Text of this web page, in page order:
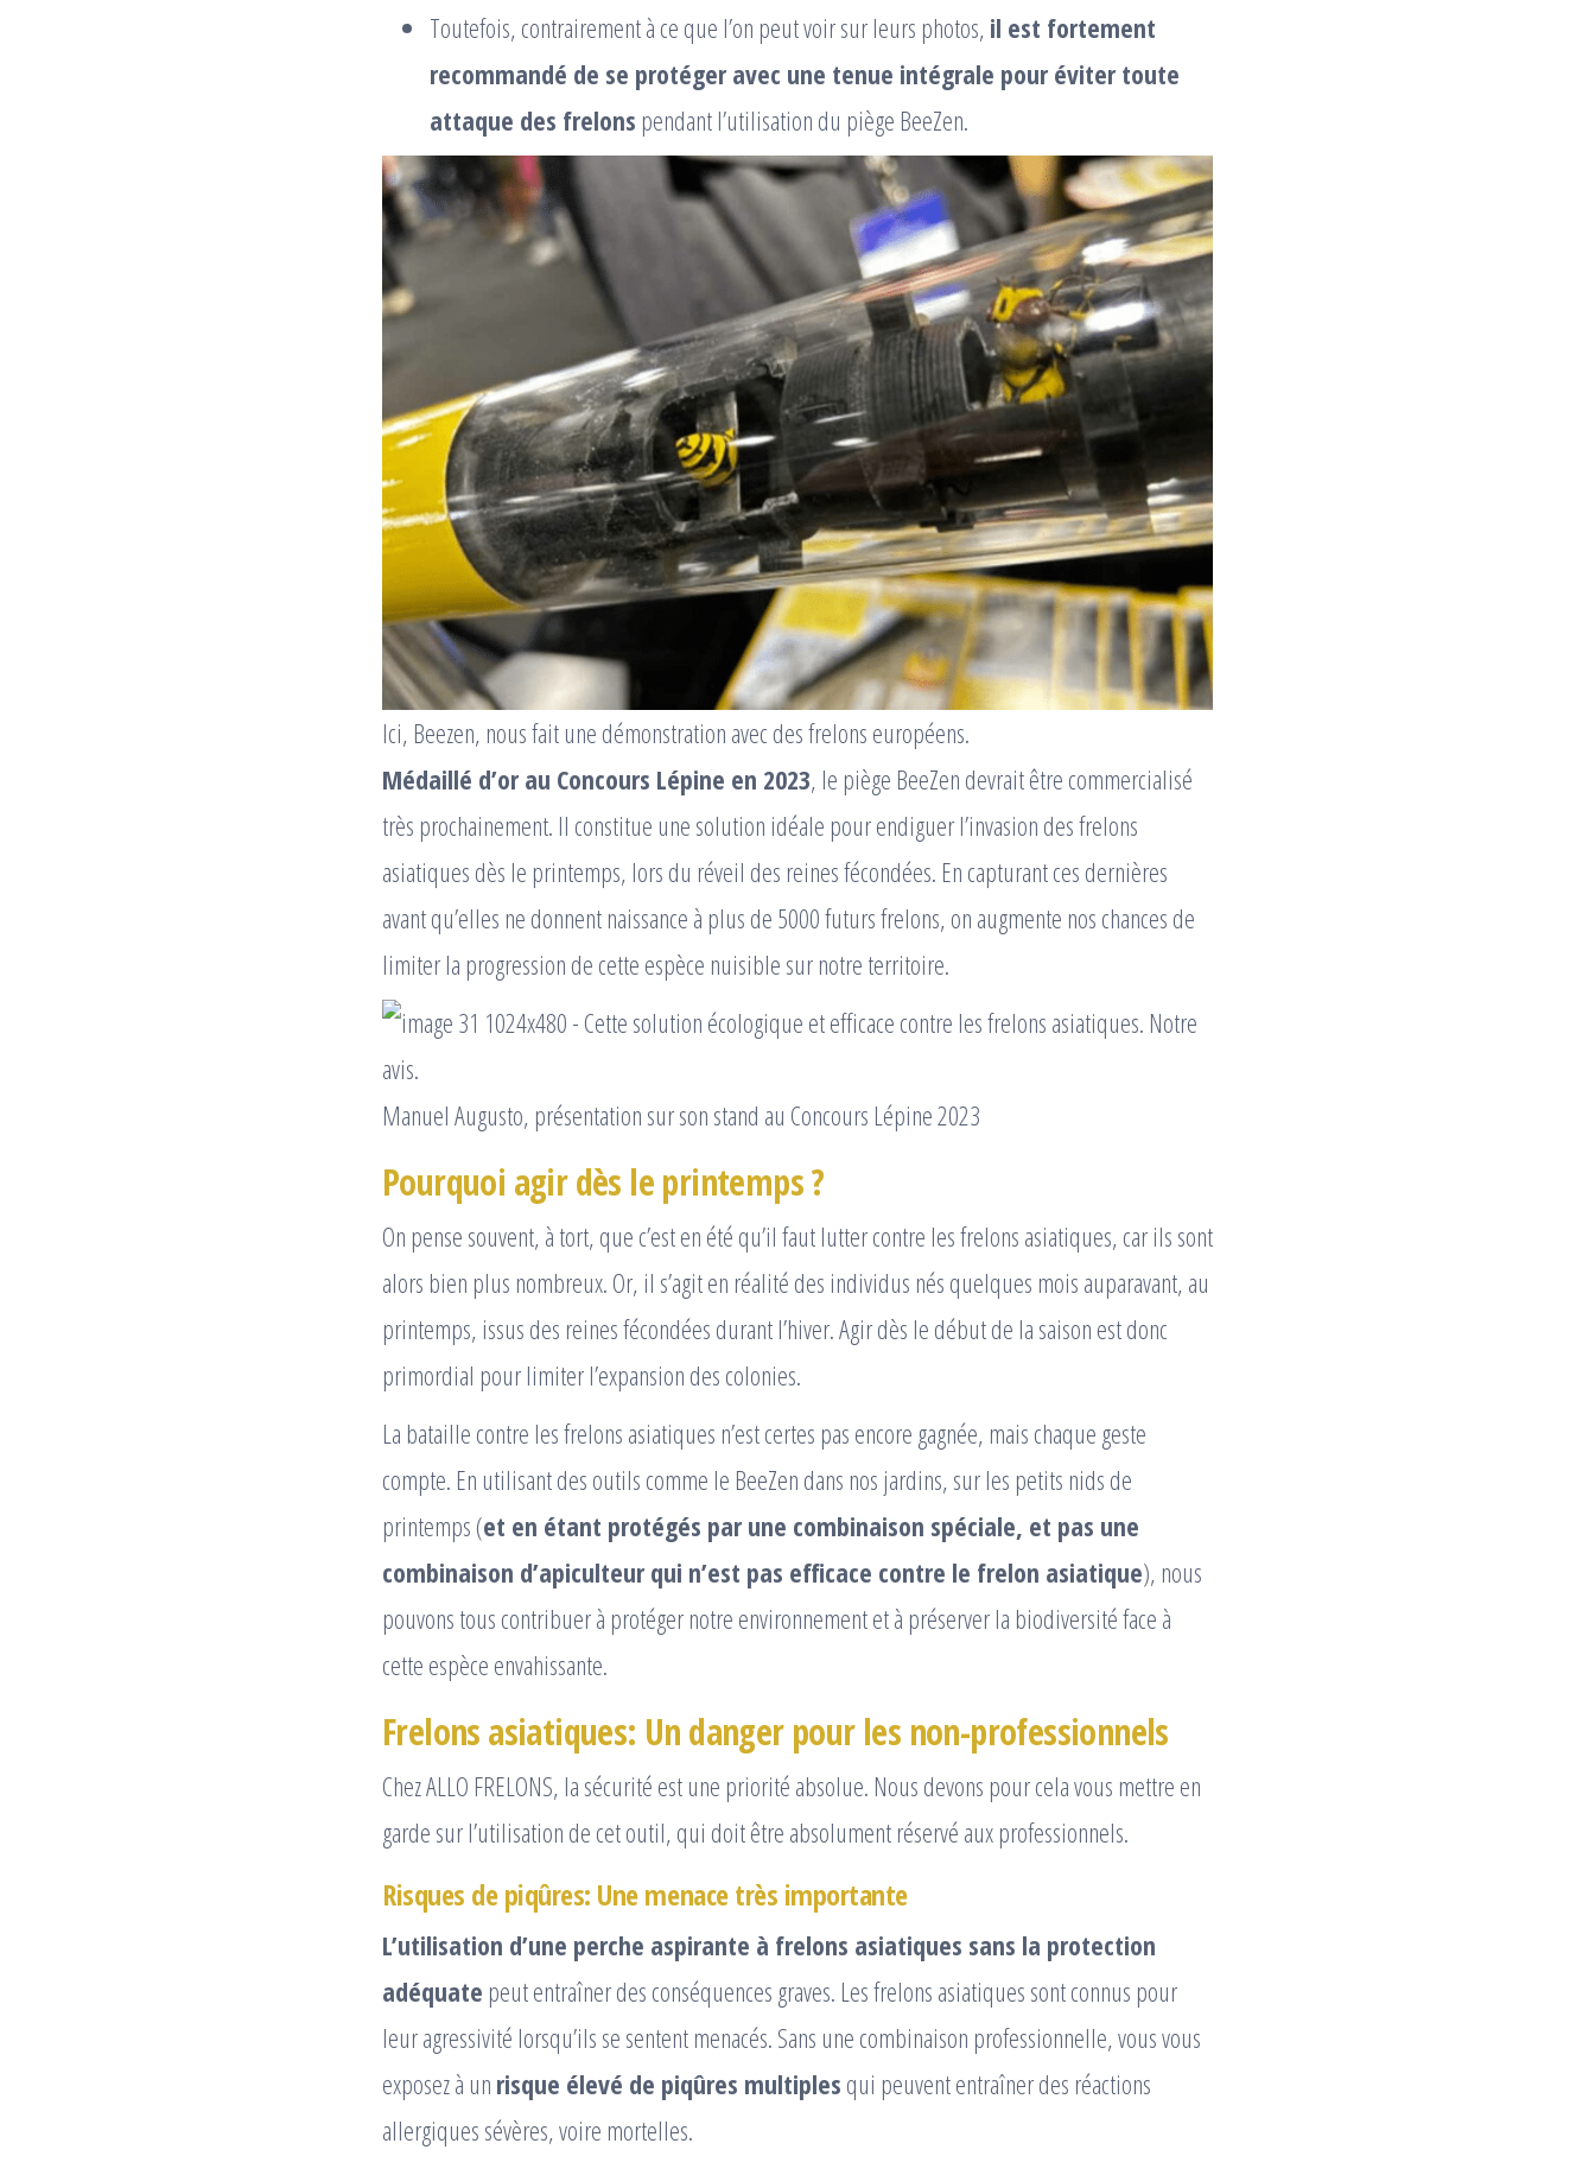
Toutefois, contrairement à ce que l’on peut voir sur leurs photos, il est fortement
recommandé de se protéger avec une tenue intégrale pour éviter toute
attaque des frelons pendant l’utilisation du piège BeeZen.
Ici, Beezen, nous fait une démonstration avec des frelons européens.
Médaillé d’or au Concours Lépine en 2023, le piège BeeZen devrait être commercialisé
très prochainement. Il constitue une solution idéale pour endiguer l’invasion des frelons
asiatiques dès le printemps, lors du réveil des reines fécondées. En capturant ces dernières
avant qu’elles ne donnent naissance à plus de 5000 futurs frelons, on augmente nos chances de
limiter la progression de cette espèce nuisible sur notre territoire.
Manuel Augusto, présentation sur son stand au Concours Lépine 2023
Pourquoi agir dès le printemps ?
On pense souvent, à tort, que c’est en été qu’il faut lutter contre les frelons asiatiques, car ils sont
alors bien plus nombreux. Or, il s’agit en réalité des individus nés quelques mois auparavant, au
printemps, issus des reines fécondées durant l’hiver. Agir dès le début de la saison est donc
primordial pour limiter l’expansion des colonies.
La bataille contre les frelons asiatiques n’est certes pas encore gagnée, mais chaque geste
compte. En utilisant des outils comme le BeeZen dans nos jardins, sur les petits nids de
printemps (et en étant protégés par une combinaison spéciale, et pas une
combinaison d’apiculteur qui n’est pas efficace contre le frelon asiatique), nous
pouvons tous contribuer à protéger notre environnement et à préserver la biodiversité face à
cette espèce envahissante.
Frelons asiatiques: Un danger pour les non-professionnels
Chez ALLO FRELONS, la sécurité est une priorité absolue. Nous devons pour cela vous mettre en
garde sur l’utilisation de cet outil, qui doit être absolument réservé aux professionnels.
Risques de piqûres: Une menace très importante
L’utilisation d’une perche aspirante à frelons asiatiques sans la protection
adéquate peut entraîner des conséquences graves. Les frelons asiatiques sont connus pour
leur agressivité lorsqu’ils se sentent menacés. Sans une combinaison professionnelle, vous vous
exposez à un risque élevé de piqûres multiples qui peuvent entraîner des réactions
allergiques sévères, voire mortelles.